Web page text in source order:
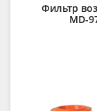
Фильтр
MD-